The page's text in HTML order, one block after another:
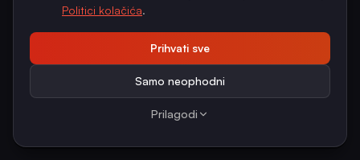
Politici kolačića.
Prihvati sve
Samo neophodni
Prilagodi